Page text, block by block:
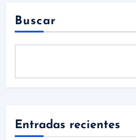
Buscar
Entradas recientes